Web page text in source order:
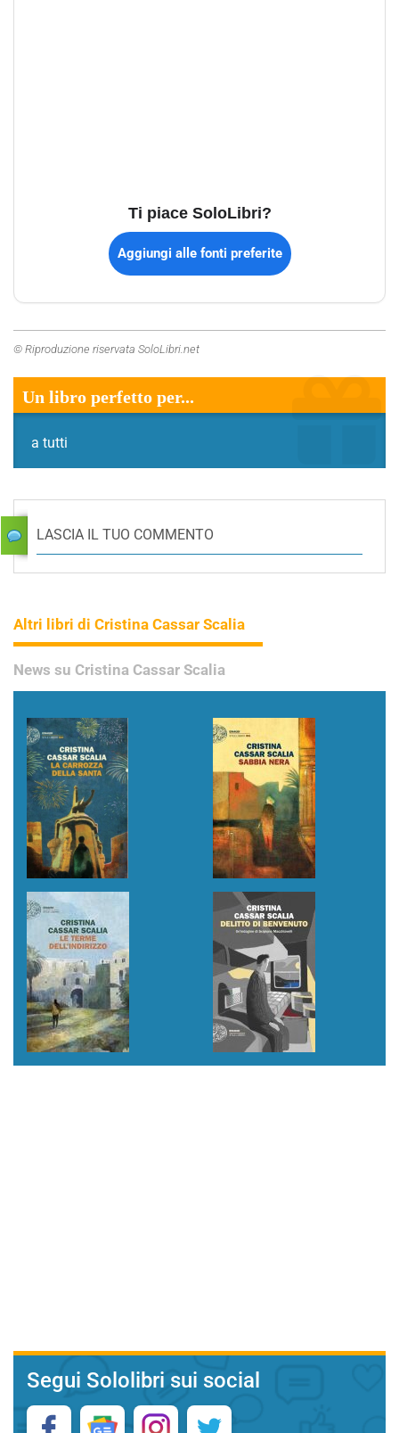
Ti piace SoloLibri?
Aggiungi alle fonti preferite
© Riproduzione riservata SoloLibri.net
Un libro perfetto per...
a tutti
LASCIA IL TUO COMMENTO
Altri libri di Cristina Cassar Scalia
News su Cristina Cassar Scalia
Segui Sololibri sui social